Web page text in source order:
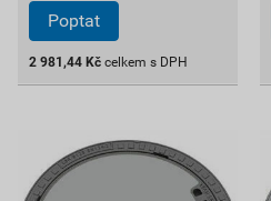
Poptat
2 981,44 Kč celkem s DPH